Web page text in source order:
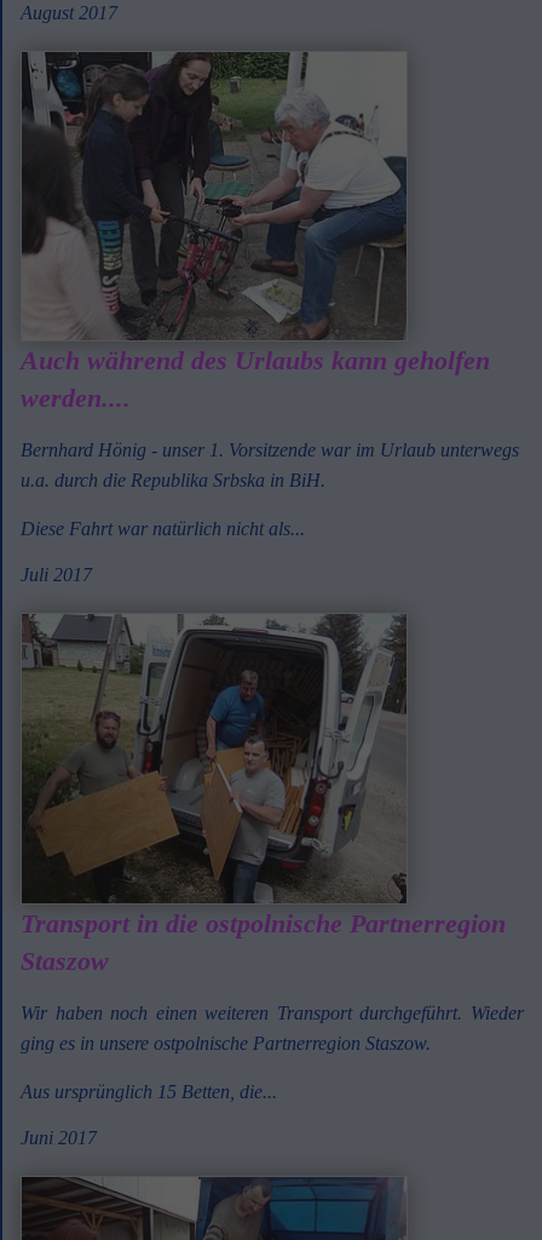
August 2017
Auch während des Urlaubs kann geholfen
werden....
Bernhard Hönig - unser 1. Vorsitzende war im Urlaub unterwegs
u.a. durch die Republika Srbska in BiH.
Diese Fahrt war natürlich nicht als...
Juli 2017
Transport in die ostpolnische Partnerregion
Staszow
Wir haben noch einen weiteren Transport durchgeführt. Wieder
ging es in unsere ostpolnische Partnerregion Staszow.
Aus ursprünglich 15 Betten, die...
Juni 2017